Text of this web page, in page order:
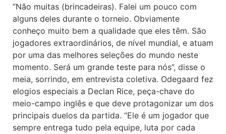
“Não muitas (brincadeiras). Falei um pouco com
alguns deles durante o torneio. Obviamente
conheço muito bem a qualidade que eles têm. São
jogadores extraordinários, de nível mundial, e atuam
por uma das melhores seleções do mundo neste
momento. Será um grande teste para nós”, disse o
meia, sorrindo, em entrevista coletiva. Odegaard fez
elogios especiais a Declan Rice, peça-chave do
meio-campo inglês e que deve protagonizar um dos
principais duelos da partida. “Ele é um jogador que
sempre entrega tudo pela equipe, luta por cada